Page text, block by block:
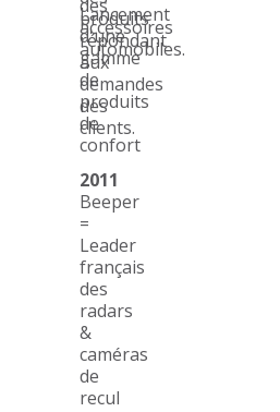
des
accessoires
automobiles.
Lancement
d'une
gamme
de
produits
de
confort
2011
Beeper
=
Leader
français
des
radars
&
caméras
de
recul
produits
répondant
aux
demandes
des
clients.